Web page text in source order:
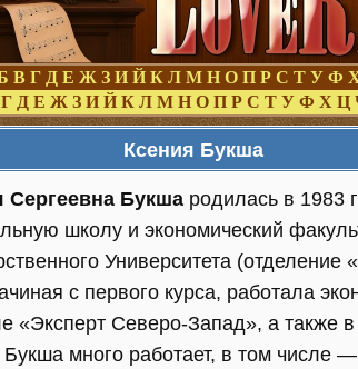
В Г Д Е Ж З И Й К Л М Н О П Р С Т У Ф
Г Д Е Ж З И Й К Л М Н О П Р С Т У Ф Х Ц
Ксения Букша
Сергеевна Букша родилась в 1983
школу и экономический
Университета
с первого курса, работала
«Эксперт Северо-Запад», а также
Букша много работает, в том числе